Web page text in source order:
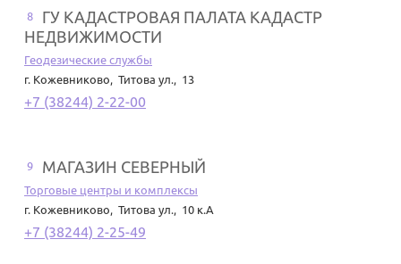
8
ГУ КАДАСТРОВАЯ ПАЛАТА КАДАСТР
НЕДВИЖИМОСТИ
Геодезические службы
г. Кожевниково, Титова ул., 13
+7 (38244) 2-22-00
9 МАГАЗИН СЕВЕРНЫЙ
Торговые центры и комплексы
г. Кожевниково, Титова ул., 10 к.А
+7 (38244) 2-25-49